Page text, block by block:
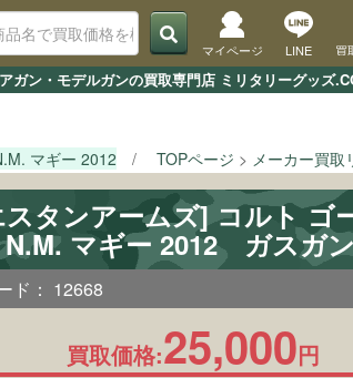
ン・モデルガンの買取専門店 ミリタリーグッズ
マイページ LINE 買
マギー 2012 TOPページ メーカー買取
タンアームズ] コルト ゴ
マギー 2012 ガスガ
ド： 12668
買取価格:25,000円